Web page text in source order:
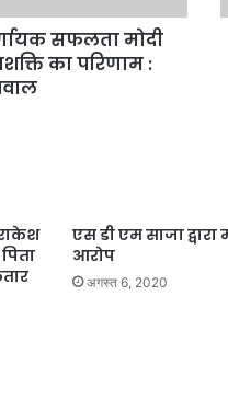
सफलता मोदी
का परिणाम :
एस डी एम साजा द्वारा
आरोप
अगस्त 6, 2020